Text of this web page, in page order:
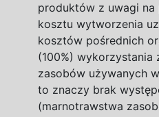
produktów z uwagi
kosztu wytworzenia
kosztów pośrednich
(100%)
zasobów używanych
to znaczy brak
(marnotrawstwa